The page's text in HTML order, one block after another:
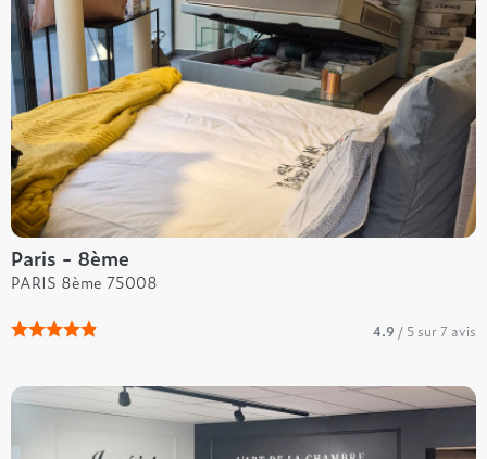
Paris - 8ème
PARIS 8ème 75008
4.9 / 5 sur 7 avis